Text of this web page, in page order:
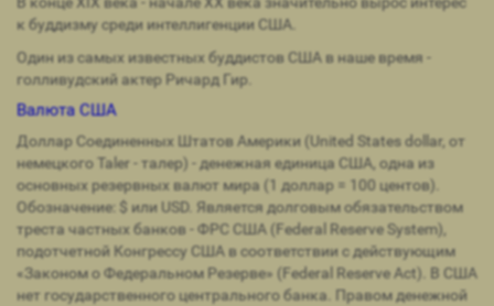
к буддизму среди интеллигенции США.
Один из самых известных буддистов США в наше время -
голливудский актер Ричард Гир.
Валюта США
Доллар Соединенных Штатов Америки (United States dollar, от
немецкого Taler - талер) - денежная единица США, одна из
основных резервных валют мира (1 доллар = 100 центов).
Обозначение: $ или USD. Является долговым обязательством
треста частных банков - ФРС США (Federal Reserve System),
подотчетной Конгрессу США в соответствии с действующим
«Законом о Федеральном Резерве» (Federal Reserve Act). В США
нет государственного центрального банка. Правом денежной